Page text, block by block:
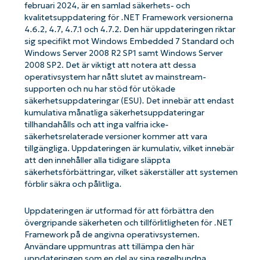
februari 2024, är en samlad säkerhets- och
kvalitetsuppdatering för .NET Framework versionerna
4.6.2, 4.7, 4.7.1 och 4.7.2. Den här uppdateringen riktar
sig specifikt mot Windows Embedded 7 Standard och
Windows Server 2008 R2 SP1 samt Windows Server
2008 SP2. Det är viktigt att notera att dessa
operativsystem har nått slutet av mainstream-
supporten och nu har stöd för utökade
säkerhetsuppdateringar (ESU). Det innebär att endast
kumulativa månatliga säkerhetsuppdateringar
tillhandahålls och att inga valfria icke-
säkerhetsrelaterade versioner kommer att vara
tillgängliga. Uppdateringen är kumulativ, vilket innebär
att den innehåller alla tidigare släppta
säkerhetsförbättringar, vilket säkerställer att systemen
förblir säkra och pålitliga.
Uppdateringen är utformad för att förbättra den
övergripande säkerheten och tillförlitligheten för .NET
Framework på de angivna operativsystemen.
Användare uppmuntras att tillämpa den här